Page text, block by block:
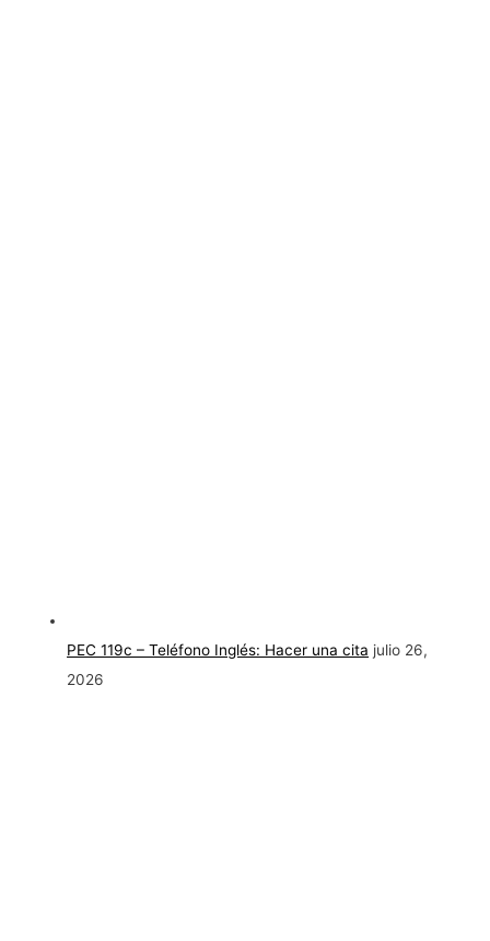
PEC 119c – Teléfono Inglés: Hacer una cita julio 26,
2026